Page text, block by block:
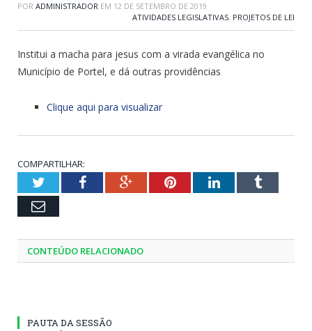
POR ADMINISTRADOR EM 12 DE SETEMBRO DE 2019
ATIVIDADES LEGISLATIVAS, PROJETOS DE LEI
Institui a macha para jesus com a virada evangélica no
Município de Portel, e dá outras providências
Clique aqui para visualizar
COMPARTILHAR:
TwitterFacebookGoogle+PinterestLinkedInTumblr
Email
CONTEÚDO RELACIONADO
PAUTA DA SESSÃO